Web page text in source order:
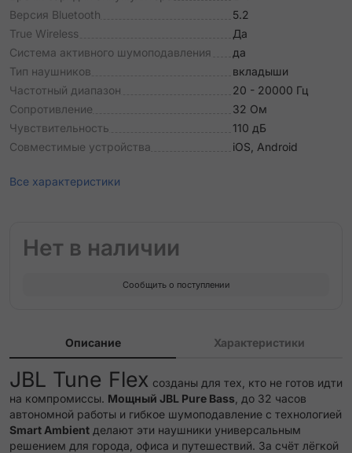
Версия Bluetooth
5.2
True Wireless
Да
Система активного шумоподавления
да
Тип наушников
вкладыши
Частотный диапазон
20 - 20000 Гц
Сопротивление
32 Ом
Чувствительность
110 дБ
Совместимые устройства
iOS, Android
Все характеристики
Нет в наличии
Сообщить о поступлении
Описание Характеристики
JBL Tune Flex созданы для тех, кто не готов идти
на компромиссы. Мощный JBL Pure Bass , до 32 часов
автономной работы и гибкое шумоподавление с технологией
Smart Ambient делают эти наушники универсальным
решением для города, офиса и путешествий. За счёт лёгкой